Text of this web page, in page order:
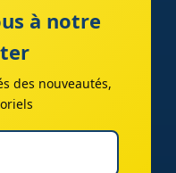
à notre
des nouveautés,